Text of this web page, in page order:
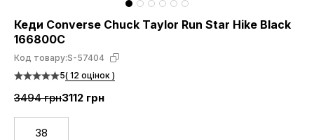
Кеди Converse Chuck Taylor Run Star Hike Black
166800C
Код товару:S-57404
5( 12 оцінок )
3494 грн3112 грн
38